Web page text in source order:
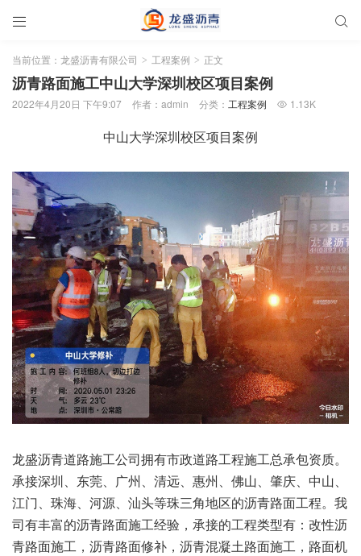
 
当前位置： 龙盛沥青有限公司 > 工程案例 > 正文
沥青路面施工中山大学深圳校区项目案例
2022年4月20日 下午9:07 作者：admin 分类： 工程案例  1.13K
中山大学深圳校区项目案例
龙盛沥青道路施工公司拥有市政道路工程施工总承包资质。
承接深圳、东莞、广州、清远、惠州、佛山、肇庆、中山、
江门、珠海、河源、汕头等珠三角地区的沥青路面工程。我
司有丰富的沥青路面施工经验，承接的工程类型有：改性沥
青路面施工，沥青路面修补，沥青混凝土路面施工，路面机